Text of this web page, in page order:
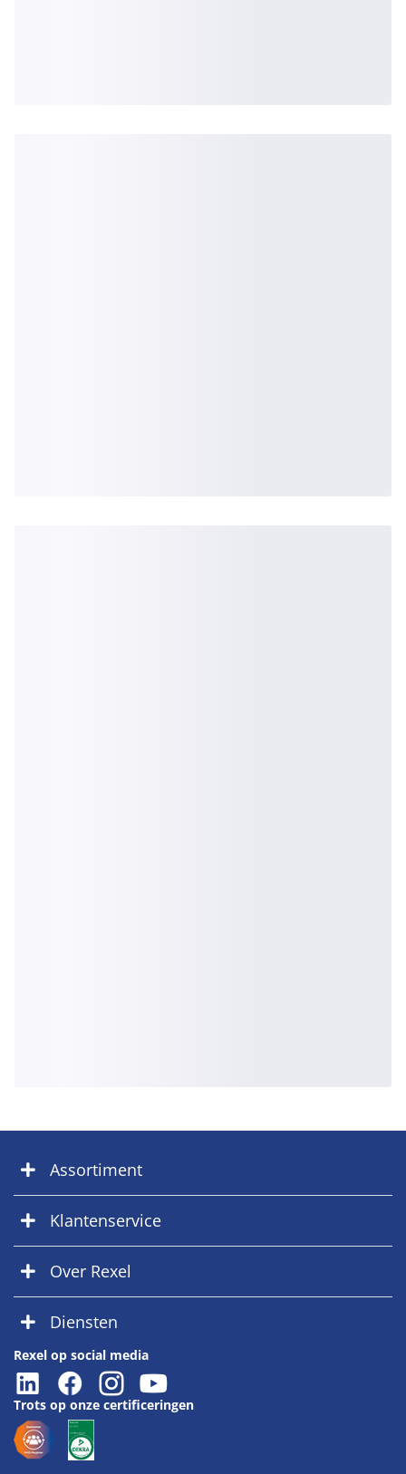
Assortiment
Klantenservice
Over Rexel
Diensten
Rexel op social media
Trots op onze certificeringen